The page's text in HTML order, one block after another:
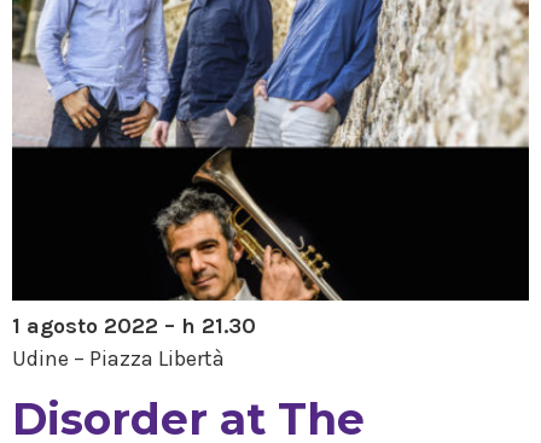
1 agosto 2022 – h 21.30
Udine – Piazza Libertà
Disorder at The